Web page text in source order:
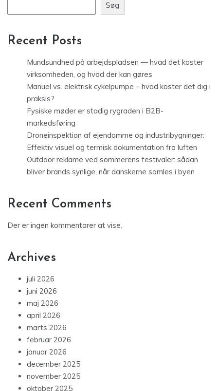
Søg
Recent Posts
Mundsundhed på arbejdspladsen — hvad det koster
virksomheden, og hvad der kan gøres
Manuel vs. elektrisk cykelpumpe – hvad koster det dig i
praksis?
Fysiske møder er stadig rygraden i B2B-
markedsføring
Droneinspektion af ejendomme og industribygninger:
Effektiv visuel og termisk dokumentation fra luften
Outdoor reklame ved sommerens festivaler: sådan
bliver brands synlige, når danskerne samles i byen
Recent Comments
Der er ingen kommentarer at vise.
Archives
juli 2026
juni 2026
maj 2026
april 2026
marts 2026
februar 2026
januar 2026
december 2025
november 2025
oktober 2025